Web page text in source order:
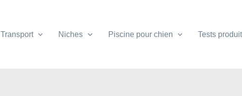
Transport Niches Piscine pour chien Tests